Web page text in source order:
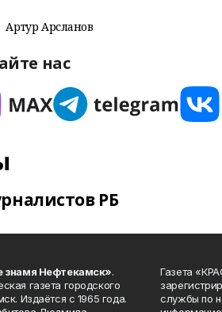
Артур Арсланов
нас
РБ
знамя Нефтекамск».
газета городского
Издаётся с 1965 года.
Газета
службы по